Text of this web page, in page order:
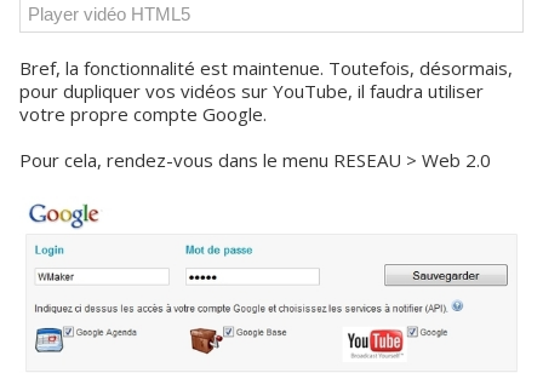
Player vidéo HTML5
Bref, la fonctionnalité est maintenue. Toutefois, désormais,
pour dupliquer vos vidéos sur YouTube, il faudra utiliser
votre propre compte Google.
Pour cela, rendez-vous dans le menu RESEAU > Web 2.0